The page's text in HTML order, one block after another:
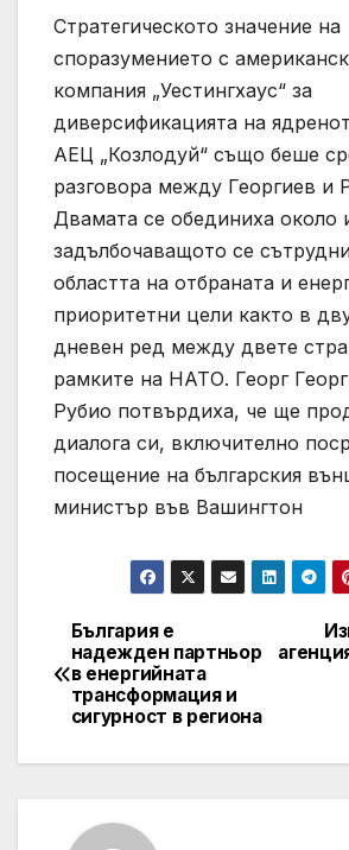
Стратегическото значение на
споразумението с
компания „Уестингхаус“ за
диверсификацията на
АЕЦ „Козлодуй“ също беше
разговора между Георгиев и
Двамата се обединиха около
задълбочаващото се
областта на отбраната и
приоритетни цели както в
дневен ред между двете
рамките на НАТО. Георг
Рубио потвърдиха, че ще
диалога си, включително
посещение на българския
министър във Вашингтон
Post
navigation
България е
надежден партньор
в енергийната
трансформация и
сигурност в региона